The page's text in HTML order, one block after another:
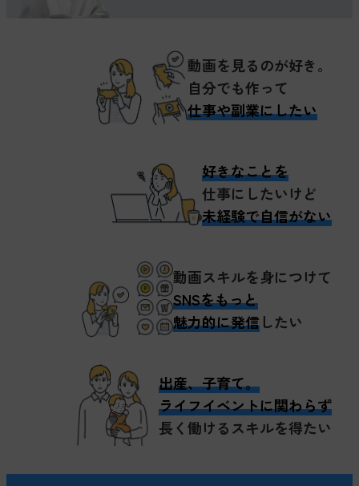
動画を見るのが好き。
自分でも作って
仕事や副業にしたい
好きなことを
仕事にしたいけど
未経験で自信がない
動画スキルを身につけて
SNSをもっと
魅力的に発信したい
出産、子育て。
ライフイベントに関わらず
長く働けるスキルを得たい